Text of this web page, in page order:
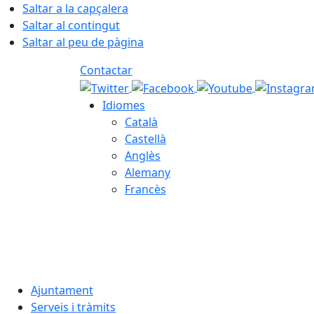
Saltar a la capçalera
Saltar al contingut
Saltar al peu de pàgina
Contactar
Idiomes
Català
Castellà
Anglès
Alemany
Francès
Ajuntament
Serveis i tràmits